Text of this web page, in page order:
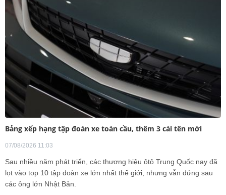
Bảng xếp hạng tập đoàn xe toàn cầu, thêm 3 cái tên mới
07/08/2026 11:03
Sau nhiều năm phát triển, các thương hiệu ôtô Trung Quốc nay đã
lọt vào top 10 tập đoàn xe lớn nhất thế giới, nhưng vẫn đứng sau
các ông lớn Nhật Bản.